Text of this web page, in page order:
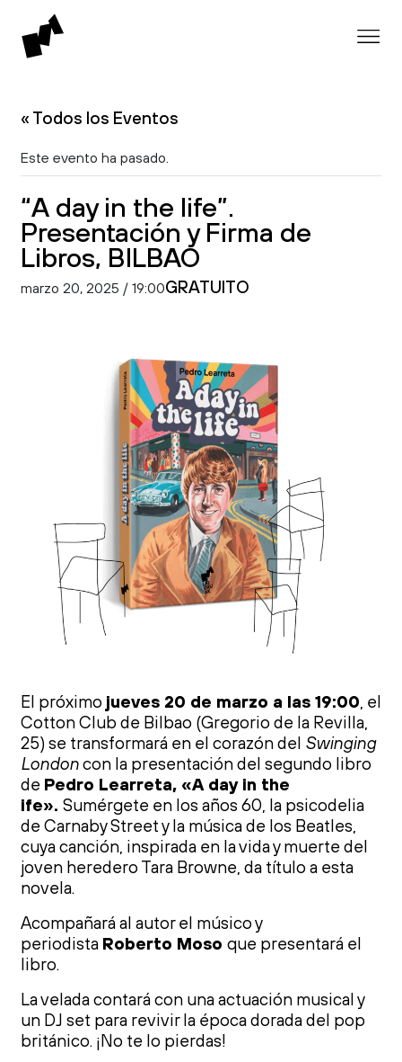
« Todos los Eventos
Este evento ha pasado.
“A day in the life”.
Presentación y Firma de
Libros, BILBAO
marzo 20, 2025 / 19:00GRATUITO
El próximo jueves 20 de marzo a las 19:00 , el
Cotton Club de Bilbao (Gregorio de la Revilla,
25) se transformará en el corazón del Swinging
Londoncon la presentación del segundo libro
de Pedro Learreta, «A dayin the
ife». Sumérgete en los años 60, la psicodelia
de Carnaby Street y la música de los Beatles,
cuya canción, inspirada en la vida y muerte del
joven heredero Tara Browne, da título a esta
novela.
Acompañaráal autor el músico y
periodista Roberto Moso que presentará el
libro.
La velada contará con unaactuación musical y
un DJ set para revivir la época dorada del pop
británico. ¡No te lo pierdas!